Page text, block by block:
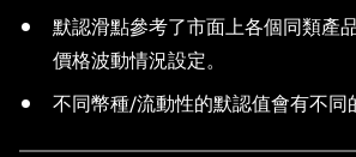
默認滑點參考了市面上各個同類產
價格波動情況設定。
不同幣種/流動性的默認值會有不同